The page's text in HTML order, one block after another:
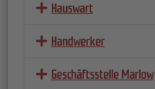
Hauswart
Handwerker
Geschäftsstelle Marlow